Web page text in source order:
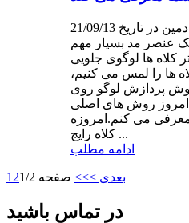
در تاریخ 21/09/13
عنصر مد بسیار مهم
کلاه ها لوگوی جلویی
ها را لمس می کنیم،
پردازش لوگو روی
روش های اصلی
معرفی می کنم.امروزه
کلاه رایج ...
ادامه مطلب
1 2 بعدی >>> صفحه 1/2
در تماس باشید